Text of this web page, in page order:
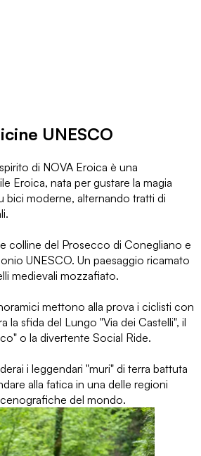
UNESCO
di NOVA Eroica è una
Eroica, nata per gustare la magia
bici moderne, alternando tratti di
colline del Prosecco di Conegliano e
UNESCO. Un paesaggio ricamato
medievali mozzafiato.
mettono alla prova i ciclisti con
la sfida del Lungo "Via dei Castelli", il
o la divertente Social Ride.
i leggendari "muri" di terra battuta
alla fatica in una delle regioni
del mondo.